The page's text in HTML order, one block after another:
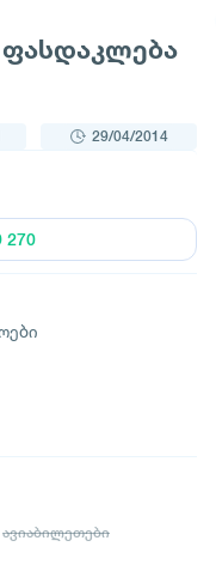
29/04/2014
270
ავიაბილეთები